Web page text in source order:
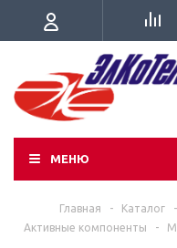
МЕНЮ
Главная - Каталог -
Активные компоненты
-